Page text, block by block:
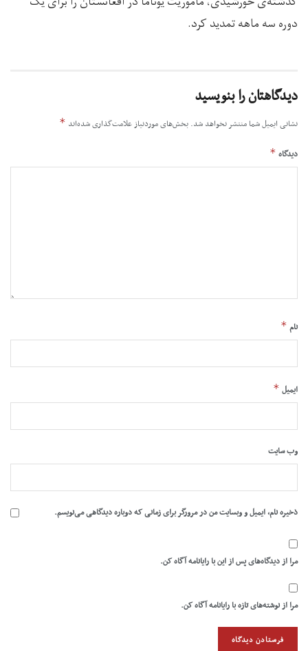
دوره‌ سه ماهه تمدید کرد.
دیدگاهتان را بنویسید
نشانی ایمیل شما منتشر نخواهد شد. بخش‌های موردنیاز علامت‌گذاری شده‌اند *
دیدگاه *
نام *
ایمیل *
وب‌ سایت
ذخیره نام، ایمیل و وبسایت من در مرورگر برای زمانی که دوباره دیدگاهی می‌نویسم.
مرا از دیدگاه‌های پس از این با رایانامه آگاه کن.
مرا از نوشته‌های تازه با رایانامه آگاه کن.